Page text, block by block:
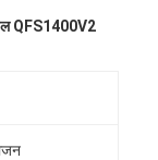
QFS1400V2